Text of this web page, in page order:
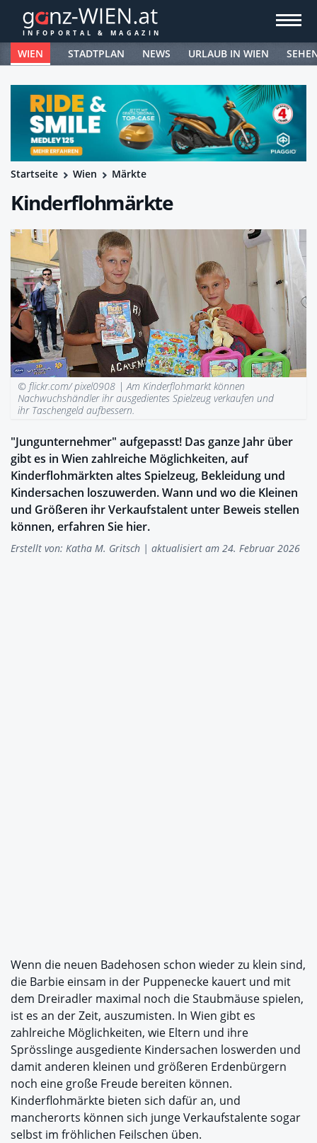
WIEN STADTPLAN NEWS URLAUB IN WIEN
Startseite Wien Märkte
Kinderflohmärkte
© flickr.com/ pixel0908 |Am Kinderflohmarkt können
Nachwuchshändler ihr ausgedientes Spielzeug verkaufen und
ihr Taschengeld aufbessern.
"Jungunternehmer" aufgepasst! Das ganze Jahr über
gibt es in Wien zahlreiche Möglichkeiten, auf
Kinderflohmärkten altes Spielzeug, Bekleidung und
Kindersachen loszuwerden. Wann und wo die Kleinen
und Größeren ihr Verkaufstalent unter Beweis stellen
können, erfahren Sie hier.
Erstellt von: Katha M. Gritsch | aktualisiert am 24. Februar 2026
Wenn die neuen Badehosen schon wieder zu klein sind,
die Barbie einsam in der Puppenecke kauert und mit
dem Dreiradler maximal noch die Staubmäuse spielen,
ist es an der Zeit, auszumisten. In Wien gibt es
zahlreiche Möglichkeiten, wie Eltern und ihre
Sprösslinge ausgediente Kindersachen loswerden und
damit anderen kleinen und größeren Erdenbürgern
noch eine große Freude bereiten können.
Kinderflohmärkte bieten sich dafür an, und
mancherorts können sich junge Verkaufstalente sogar
selbst im fröhlichen Feilschen üben.